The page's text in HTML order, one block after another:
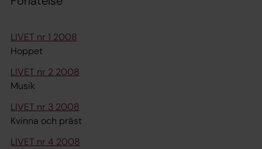
LIVET nr 1 2008
Hoppet
LIVET nr 2 2008
Musik
LIVET nr 3 2008
Kvinna och präst
LIVET nr 4 2008